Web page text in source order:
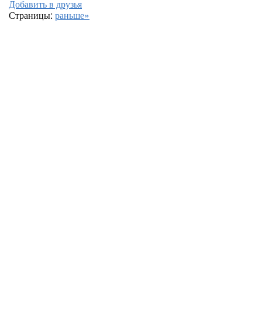
Добавить в друзья
Страницы: раньше»